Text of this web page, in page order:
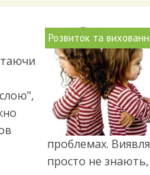
Розвиток та
проблемах.
просто не знають,